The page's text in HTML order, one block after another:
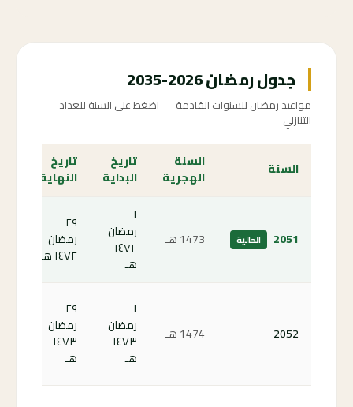
جدول رمضان 2026-2035
مواعيد رمضان للسنوات القادمة — اضغط على السنة للعداد
التنازلي
السنة
السنة
الهجرية
تاريخ
البداية
تاريخ
النهاية
2051 الحالية 1473هـ
١
رمضان
١٤٧٢
هـ
٢٩
رمضان
١٤٧٢ هـ
2052
1474هـ
١
رمضان
١٤٧٣
هـ
٢٩
رمضان
١٤٧٣
هـ